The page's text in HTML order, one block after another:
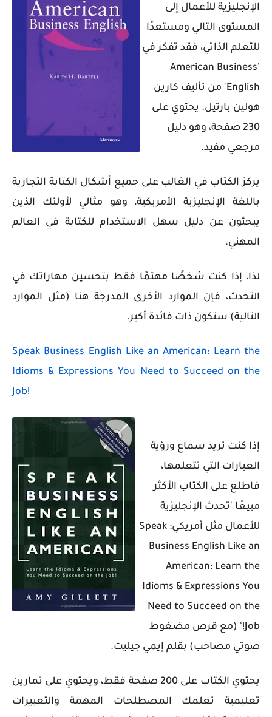
الإنجليزية للأعمال إلى
المستوى التالي ومستعدًا
للتعلم الذاتي، فقد تفكر في
'American Business
English' من تأليف كارين
هولين بارتيل. يحتوي على
230 صفحة، وهو دليل
مرجعي مفيد.
يركز الكتاب في الغالب على جميع أشكال الكتابة التجارية
باللغة الإنجليزية الأمريكية، وهو مثالي لأولئك الذين
يبحثون عن دليل سهل الاستخدام للكتابة في العالم
المهني.
لذا، إذا كنت شخصًا مهتمًا فقط بتحسين مهاراتك في
التحدث، فإن الموارد الأخرى المدرجة هنا (مثل الموارد
التالية) ستكون ذات فائدة أكبر.
Speak Business English Like an American: Learn the
Idioms & Expressions You Need to Succeed on the
Job!
إذا كنت تريد سماع ورؤية
العبارات التي تتعلمها،
فاطلع على الكتاب الأكثر
مبيعًا 'تحدث الإنجليزية
للأعمال مثل أمريكي: Speak
Business English Like an
American: Learn the
Idioms & Expressions You
Need to Succeed on the
Job!' (مع قرص مضغوط
صوتي مصاحب) بقلم إيمي جيليت.
يحتوي الكتاب على 200 صفحة فقط، ويحتوي على تمارين
تعليمية تعلمك المصطلحات المهمة والتعبيرات